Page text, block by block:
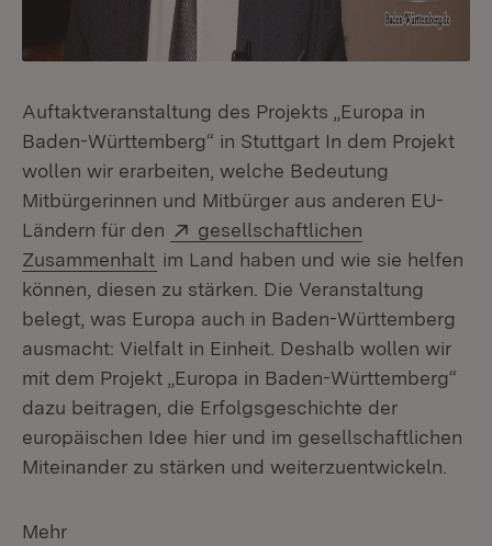
Auftaktveranstaltung des Projekts „Europa in
Baden-Württemberg“ in Stuttgart In dem Projekt
wollen wir erarbeiten, welche Bedeutung
Mitbürgerinnen und Mitbürger aus anderen EU-
Ländern für den
Extern:
gesellschaftlichen
Zusammenhalt (Öffnet in neuem Fenster)
im Land haben und wie sie helfen
können, diesen zu stärken. Die Veranstaltung
belegt, was Europa auch in Baden-Württemberg
ausmacht: Vielfalt in Einheit. Deshalb wollen wir
mit dem Projekt „Europa in Baden-Württemberg“
dazu beitragen, die Erfolgsgeschichte der
europäischen Idee hier und im gesellschaftlichen
Miteinander zu stärken und weiterzuentwickeln.
Mehr